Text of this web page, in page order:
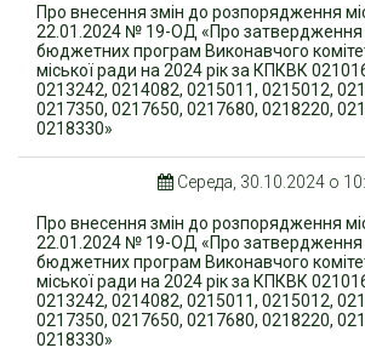
Про внесення змін до розпорядження
22.01.2024 № 19-ОД «Про затвердження
бюджетних програм Виконавчого
міської ради на 2024 рік за КПКВК
0213242, 0214082, 0215011, 0215012,
0217350, 0217650, 0217680, 0218220,
0218330»
Середа, 30.10.2024 о
Про внесення змін до розпорядження
22.01.2024 № 19-ОД «Про затвердження
бюджетних програм Виконавчого
міської ради на 2024 рік за КПКВК
0213242, 0214082, 0215011, 0215012,
0217350, 0217650, 0217680, 0218220,
0218330»